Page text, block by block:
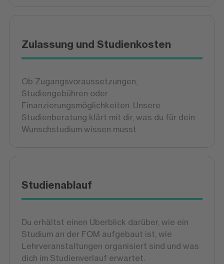
Zulassung und Studienkosten
Ob Zugangsvoraussetzungen,
Studiengebühren oder
Finanzierungsmöglichkeiten: Unsere
Studienberatung klärt mit dir, was du für dein
Wunschstudium wissen musst.
Studienablauf
Du erhältst einen Überblick darüber, wie ein
Studium an der FOM aufgebaut ist, wie
Lehrveranstaltungen organisiert sind und was
dich im Studienverlauf erwartet.